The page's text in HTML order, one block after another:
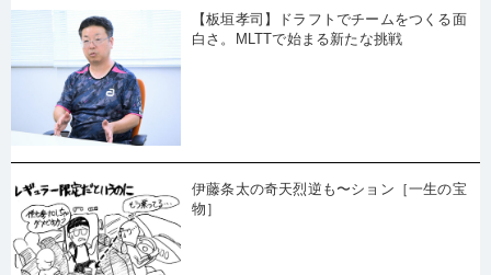
【板垣孝司】ドラフトでチームをつくる面
白さ。MLTTで始まる新たな挑戦
伊藤条太の奇天烈逆も〜ション［一生の宝
物］